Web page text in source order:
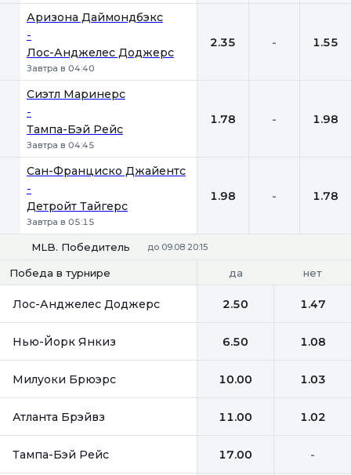
Аризона Даймондбэкс
-
Лос-Анджелес Доджерс
Завтра в 04:40
2.35 - 1.55
Сиэтл Маринерс
-
Тампа-Бэй Рейс
Завтра в 04:45
1.78 - 1.98
Сан-Франциско Джайентс
-
Детройт Тайгерс
Завтра в 05:15
1.98 - 1.78
MLB. Победитель до 09.08 20:15
Победа в турнире да нет
Лос-Анджелес Доджерс 2.50 1.47
Нью-Йорк Янкиз 6.50 1.08
Милуоки Брюэрс 10.00 1.03
Атланта Брэйвз 11.00 1.02
Тампа-Бэй Рейс 17.00 -